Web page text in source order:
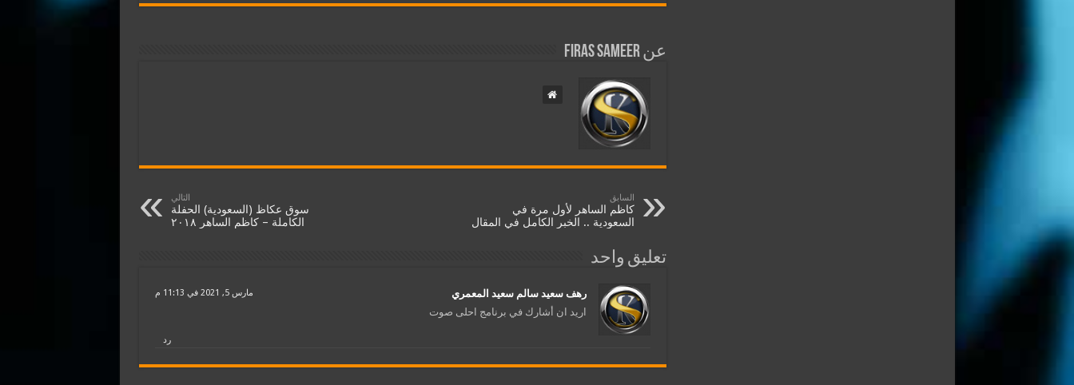
عن Firas Sameer
السابق
كاظم الساهر لأول مرة في
السعودية .. الخبر الكامل في المقال
التالي
سوق عكاظ (السعودية) الحفلة
الكاملة – كاظم الساهر ٢٠١٨
تعليق واحد
رهف سعيد سالم سعيد المعمري مارس 5, 2021 في 11:13 م
اريد ان أشارك في برنامج احلى صوت
رد